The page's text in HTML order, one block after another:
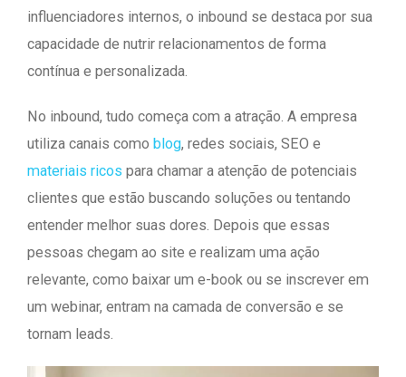
influenciadores internos, o inbound se destaca por sua
capacidade de nutrir relacionamentos de forma
contínua e personalizada.
No inbound, tudo começa com a atração. A empresa
utiliza canais como blog, redes sociais, SEO e
materiais ricos para chamar a atenção de potenciais
clientes que estão buscando soluções ou tentando
entender melhor suas dores. Depois que essas
pessoas chegam ao site e realizam uma ação
relevante, como baixar um e-book ou se inscrever em
um webinar, entram na camada de conversão e se
tornam leads.